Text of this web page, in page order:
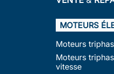
MOTEURS
Moteurs
Moteurs
vitesse